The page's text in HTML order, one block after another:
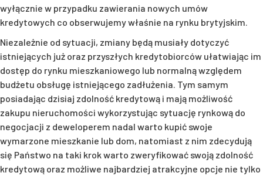
wyłącznie w przypadku zawierania nowych umów
kredytowych co obserwujemy właśnie na rynku brytyjskim.
Niezależnie od sytuacji, zmiany będą musiały dotyczyć
istniejących już oraz przyszłych kredytobiorców ułatwiając im
dostęp do rynku mieszkaniowego lub normalną względem
budżetu obsługę istniejącego zadłużenia. Tym samym
posiadając dzisiaj zdolność kredytową i mają możliwość
zakupu nieruchomości wykorzystując sytuację rynkową do
negocjacji z deweloperem nadal warto kupić swoje
wymarzone mieszkanie lub dom, natomiast z nim zdecydują
się Państwo na taki krok warto zweryfikować swoją zdolność
kredytową oraz możliwe najbardziej atrakcyjne opcje nie tylko